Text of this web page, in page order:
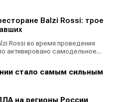
Balzi Rossi: трое
Rossi во время проведения
активировано самодельное...
стало самым сильным
на регионы России